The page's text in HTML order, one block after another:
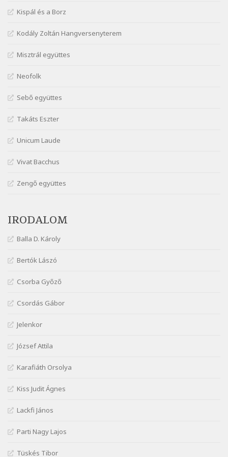
Márai Sándor: Ámen
Szélkiáltó
Márai Sándor: Dalocska
Márai Sándor: Együgyű vers gyorsvonatban
Márai Sándor: Ez a kávéház
Szélkiáltó
Szélkiáltó
Márai Sándor: Hol vagyok?
Szélkiáltó
Márai Sándor: Ujjgyakorlat 8
Márai Sándor: Zsoltár
Mária Sándor: Hallgatás
Szélkiáltó
Szélkiáltó
Nagy Bandó András: Bagon át
Szélkiáltó
Nagy Bandó András: Botos tánc
Nagy Bandó András: Egérút
Szélkiáltó
Szélkiáltó
Nagy Bandó András: Hogyha egyszer
Kispál és a Borz
Kodály Zoltán Hangversenyterem
Misztrál együttes
Neofolk
Sebő együttes
Takáts Eszter
Unicum Laude
Vivat Bacchus
Zengő együttes
IRODALOM
Balla D. Károly
Bertók Lászó
Csorba Győző
Csordás Gábor
Jelenkor
József Attila
Karafiáth Orsolya
Kiss Judit Ágnes
Lackfi János
Parti Nagy Lajos
Tüskés Tibor